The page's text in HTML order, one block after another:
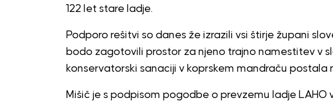
122 let stare ladje.
Podporo rešitvi so danes že izrazili vsi štirje župani
bodo zagotovili prostor za njeno trajno namestitev v
konservatorski sanaciji v koprskem mandraču postala
Mišič je s podpisom pogodbe o prevzemu ladje